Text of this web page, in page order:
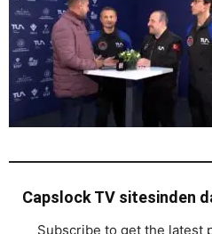
Capslock TV sitesinden
Subscribe to get the latest